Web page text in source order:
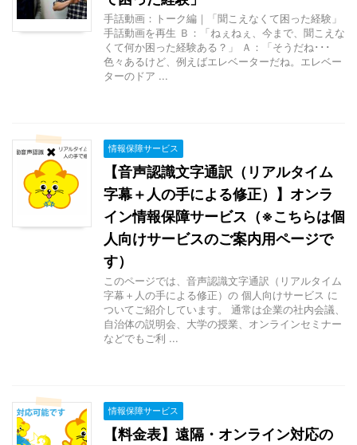
手話動画：トーク編｜「聞こえなくて困った経験」
手話動画を再生 Ｂ：「ねぇねぇ、今まで、聞こえな
くて何か困った経験ある？」 Ａ：「そうだね･･･
色々あるけど、例えばエレベーターだね。エレベー
ターのドア ...
情報保障サービス
【音声認識文字通訳（リアルタイム
字幕＋人の手による修正）】オンラ
イン情報保障サービス（※こちらは個
人向けサービスのご案内用ページで
す）
このページでは、音声認識文字通訳（リアルタイム
字幕＋人の手による修正）の 個人向けサービス に
ついてご紹介しています。 通常は企業の社内会議、
自治体の説明会、大学の授業、オンラインセミナー
などでもご利 ...
情報保障サービス
【料金表】遠隔・オンライン対応の